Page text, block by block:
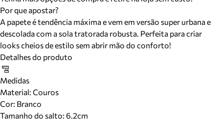
Por que apostar?
A papete é tendência máxima e vem em versão super urbana e
descolada com a sola tratorada robusta. Perfeita para criar
looks cheios de estilo sem abrir mão do conforto!
Detalhes do produto
Medidas
Material: Couros
Cor: Branco
Tamanho do salto: 6.2cm